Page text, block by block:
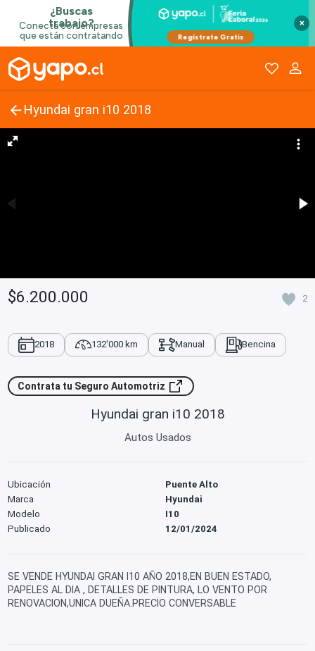
×
Hyundai gran i10 2018
$6.200.000 2
2018 132'000 km Manual Bencina
Contrata tu Seguro Automotriz
Hyundai gran i10 2018
Autos Usados
Ubicación
Puente Alto
Marca
Hyundai
Modelo
I10
Publicado
12/01/2024
SE VENDE HYUNDAI GRAN I10 AÑO 2018,EN BUEN ESTADO,
PAPELES AL DIA , DETALLES DE PINTURA, LO VENTO POR
RENOVACION,UNICA DUEÑA.PRECIO CONVERSABLE